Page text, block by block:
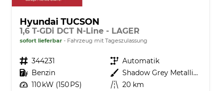
Hyundai TUCSON
1,6 T-GDi DCT N-Line - LAGER
sofort lieferbar Fahrzeug mit Tageszulassung
Fahrzeugnr. 344231 Getriebe Automatik
Kraftstoff Benzin Außenfarbe
Shadow Grey Metallic ()
Leistung 110 kW (150 PS) Kilometerstand 20 km